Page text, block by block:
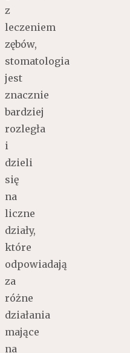
z
leczeniem
zębów,
stomatologia
jest
znacznie
bardziej
rozległa
i
dzieli
się
na
liczne
działy,
które
odpowiadają
za
różne
działania
mające
na